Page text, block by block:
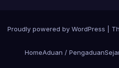
Proudly powered by WordPress
HomeAduan / Pengaduan